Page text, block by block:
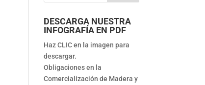
DESCARGA NUESTRA
INFOGRAFÍA EN PDF
Haz CLIC en la imagen para
descargar.
Obligaciones en la
Comercialización de Madera y